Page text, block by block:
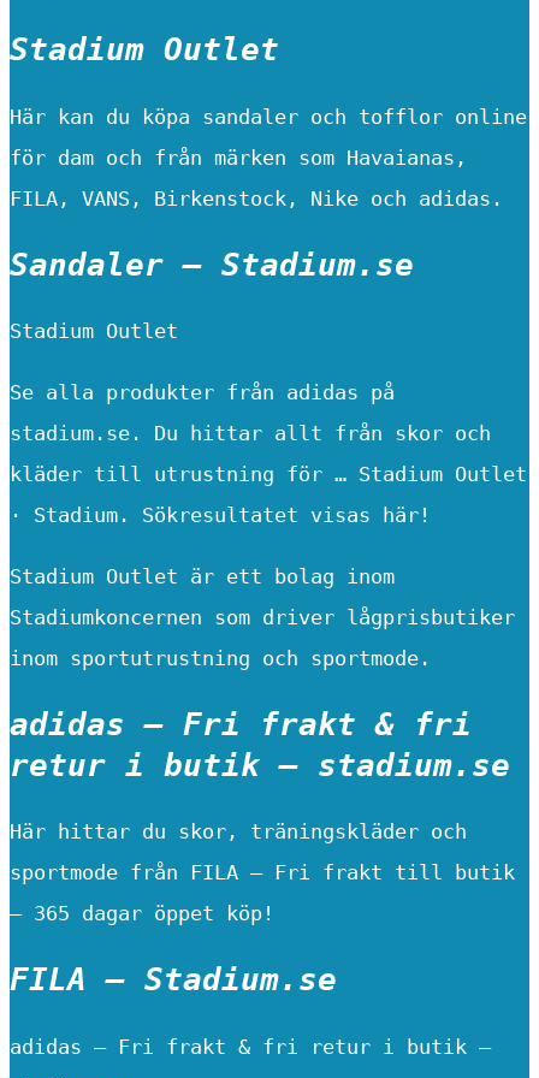
Stadium Outlet
Här kan du köpa sandaler och tofflor online
för dam och från märken som Havaianas,
FILA, VANS, Birkenstock, Nike och adidas.
Sandaler – Stadium.se
Stadium Outlet
Se alla produkter från adidas på
stadium.se. Du hittar allt från skor och
kläder till utrustning för … Stadium Outlet
· Stadium. Sökresultatet visas här!
Stadium Outlet är ett bolag inom
Stadiumkoncernen som driver lågprisbutiker
inom sportutrustning och sportmode.
adidas – Fri frakt & fri
retur i butik – stadium.se
Här hittar du skor, träningskläder och
sportmode från FILA – Fri frakt till butik
– 365 dagar öppet köp!
FILA – Stadium.se
adidas – Fri frakt & fri retur i butik –